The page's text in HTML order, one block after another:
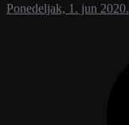
Ponedeljak, 1. jun 2020.